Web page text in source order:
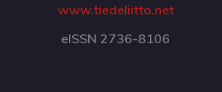
www.tiedeliitto.net
eISSN 2736-8106